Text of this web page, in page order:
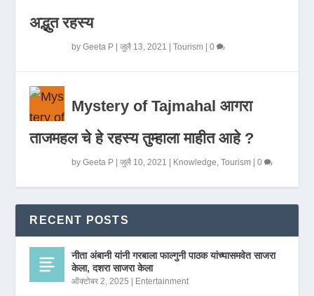
अद्भुत रहस्य
byGeeta P |जुलै 13, 2021 |Tourism |0
Mystery of Tajmahal आगरा
ताजमहल चे हे रहस्य तुम्हाला माहीत आहे ?
byGeeta P |जुलै 10, 2021 | Knowledge ,Tourism |0
RECENT POSTS
नीता अंबानी यांनी गरबाला फाल्गुनी पाठक यांच्यासमवेत साजरा
केला, दशरा साजरा केला
ऑक्टोबर 2, 2025 | Entertainment